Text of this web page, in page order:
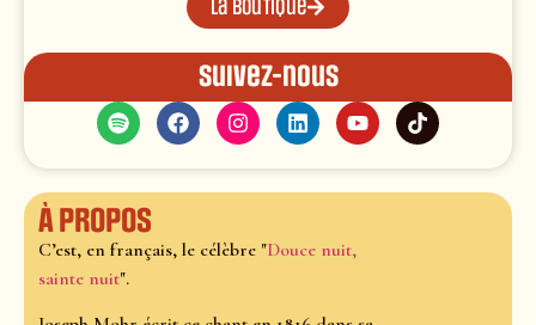
La boutique
Suivez-nous
À propos
C’est, en français, le célèbre "Douce nuit,
sainte nuit".